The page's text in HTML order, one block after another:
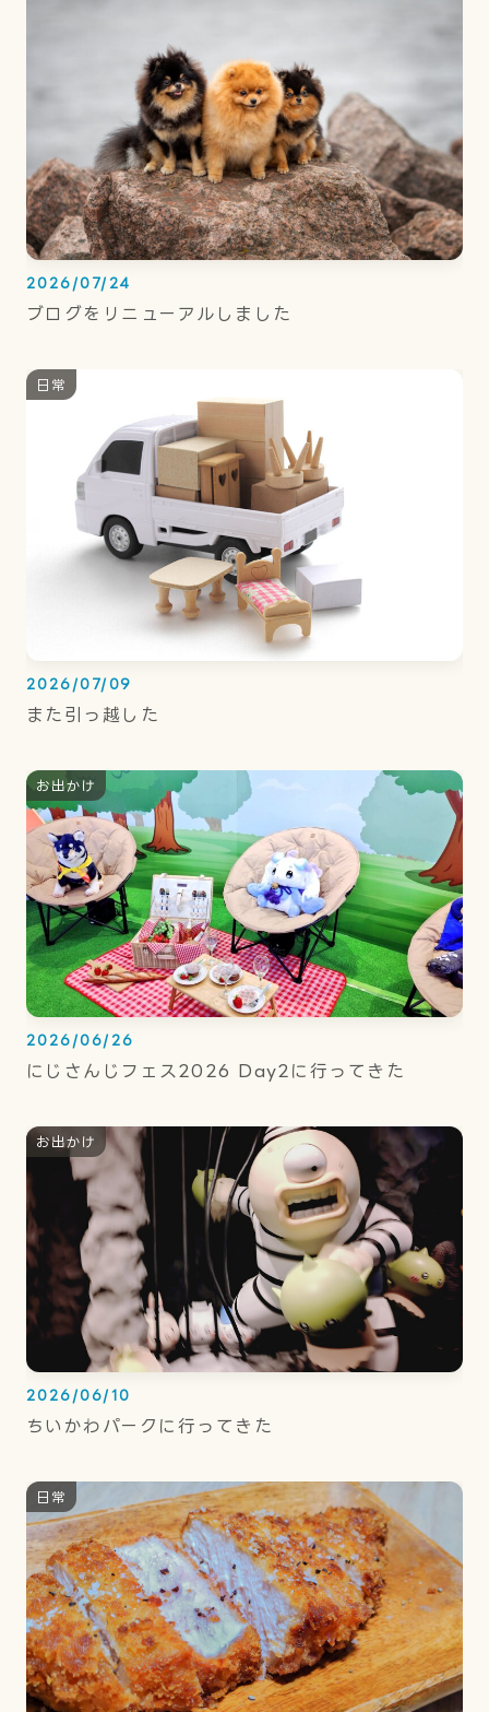
2026/07/24
ブログをリニューアルしました
日常
2026/07/09
また引っ越した
お出かけ
2026/06/26
にじさんじフェス2026 Day2に行ってきた
お出かけ
2026/06/10
ちいかわパークに行ってきた
日常